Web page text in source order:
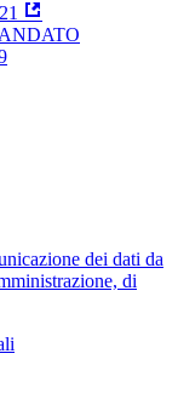
dei dati da
di